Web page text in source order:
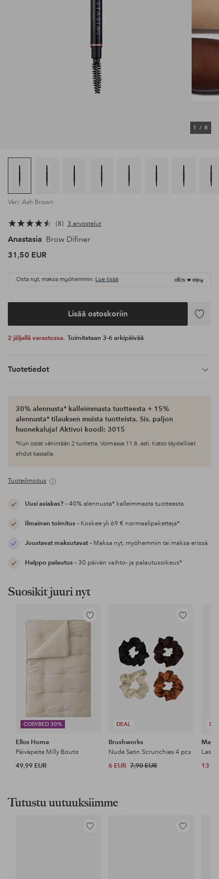
1 / 8
Väri: Ash Brown
8 3 arvostelut
Anastasia Brow Difiner
31,50 EUR
Osta nyt, maksa myöhemmin. Lue lisää
Lisää ostoskoriin
Lisää
2 jäljellä varastossa. Toimitetaan 3-6 arkipäivää
Tuotetiedot
30% alennusta* kalleimmasta tuotteesta + 15%
alennusta* tilauksen muista tuotteista. Sis. paljon
huonekaluja! Aktivoi koodi: 3015
*Kun ostat vähintään 2 tuotetta. Voimassa 11.8. asti. Katso täydelliset
ehdot kassalla.
Tuoteilmoitus
Uusi asiakas?– 40% alennusta* kalleimmasta tuotteesta
Ilmainen toimitus– Koskee yli 69 € normaalipaketteja*
Joustavat maksutavat– Maksa nyt, myöhemmin tai maksa erissä
Helppo palautus– 30 päivän vaihto- ja palautusoikeus*
Suosikit juuri nyt
COSYBED 30%
Lisää
Ellos Home
Päiväpeite Milly Boutis
49,99 EUR
DEAL
Lisää
Brushworks
Nude Satin Scrunchies 4 pcs
6 EUR 7,90 EUR 13
Tutustu uutuuksiimme
Lisää
Lisää